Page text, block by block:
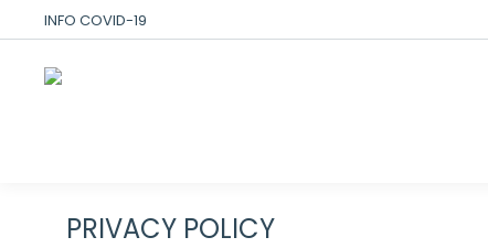
INFO COVID-19
PRIVACY POLICY